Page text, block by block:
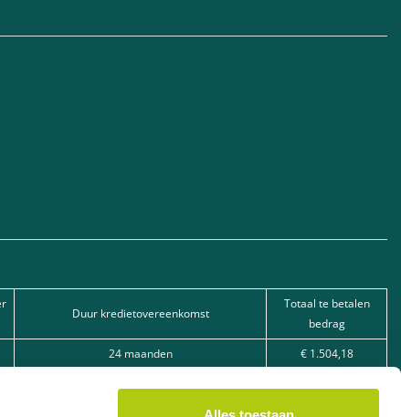
Duur kredietovereenkomst
Totaal te betalen
bedrag
24 maanden
€ 1.504,18